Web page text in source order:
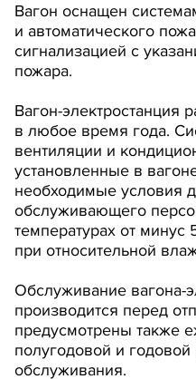
Вагон оснащен
и автоматического
сигнализацией с
пожара.
Вагон-электростанция
в любое время года.
вентиляции и
установленные в
необходимые условия
обслуживающего
температурах от
при относительной
Обслуживание вагона-
производится перед
предусмотрены также
полугодовой и
обслуживания.